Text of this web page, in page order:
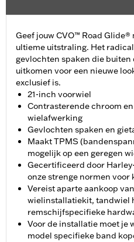
Geef jouw CVO™ Road
ultieme uitstraling. Het
gevlochten spaken die
uitkomen voor een nieuwe
exclusief is.
21-inch voorwiel
Contrasterende chroom
wielafwerking
Gevlochten spaken en
Maakt TPMS
mogelijk op een geregen
Gecertificeerd door
onze strenge normen
Vereist aparte aankoop
wielinstallatiekit, tandwiel
remschijfspecifieke
Voor de installatie moet je
model specifieke band